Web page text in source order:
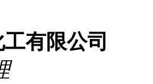
有限公司